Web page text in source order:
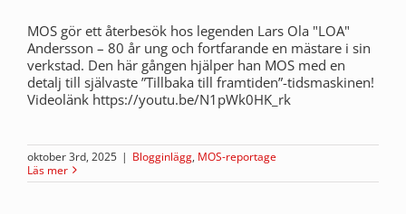
MOS gör ett återbesök hos legenden Lars Ola "LOA"
Andersson – 80 år ung och fortfarande en mästare i sin
verkstad. Den här gången hjälper han MOS med en
detalj till självaste ”Tillbaka till framtiden”-tidsmaskinen!
Videolänk https://youtu.be/N1pWk0HK_rk
oktober 3rd, 2025 | Blogginlägg, MOS-reportage
Läs mer